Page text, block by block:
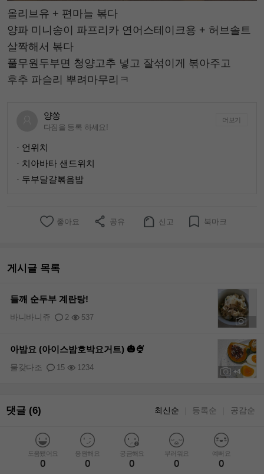
올리브유 + 편마늘 볶다
양파 미니송이 파프리카 연어스테이크용 + 허브솔트
살짝해서 볶다
풀무원두부면 청양고추 넣고 잘섞이게 볶아주고
후추 파슬리 뿌려마무리ㅋ
양쏭
다짐을 등록 하세요!
더보기
· 언위치
· 치아바타 샌드위치
· 두부달걀볶음밥
좋아요 공유 신고 북마크
게시글 목록
들깨 순두부 계란탕!
2 537
바니바니쥬
+4
아밤요 (아이스밤호박요거트) 🎃🍨
15 1234
물갖다조
댓글 (6) 최신순 등록순 공감순
도움됐어요
0
응원해요
0
궁금해요
0
부러워요
0
예뻐요
0